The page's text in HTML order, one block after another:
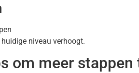
niveau verhoogt.
om meer stappen